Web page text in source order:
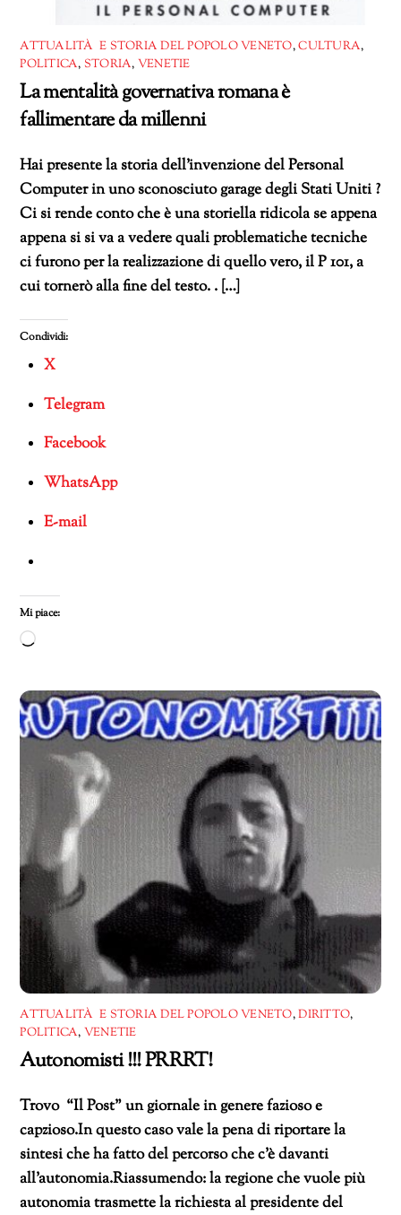
ATTUALITÀ E STORIA DEL POPOLO VENETO,CULTURA,
POLITICA, STORIA, VENETIE
La mentalità governativa romana è
fallimentare da millenni
Hai presente la storia dell’invenzione del Personal
Computer in uno sconosciuto garage degli Stati Uniti ?
Ci si rende conto che è una storiella ridicola se appena
appena si si va a vedere quali problematiche tecniche
ci furono per la realizzazione di quello vero, il P 101, a
cui tornerò alla fine del testo. . […]
Condividi:
X
Telegram
Facebook
WhatsApp
E-mail
Mi piace:
Caricamento
corso…
ATTUALITÀ E STORIA DEL POPOLO VENETO,DIRITTO,
POLITICA, VENETIE
Autonomisti !!! PRRRT!
Trovo “Il Post” un giornale in genere fazioso e
capzioso.In questo caso vale la pena di riportare la
sintesi che ha fatto del percorso che c’è davanti
all’autonomia.Riassumendo: la regione che vuole più
autonomia trasmette la richiesta al presidente del